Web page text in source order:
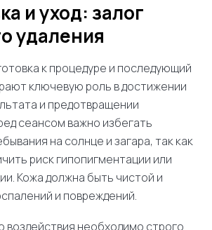
и уход: залог
удаления
к процедуре и последующий
ключевую роль в достижении
и предотвращении
сеансом важно избегать
на солнце и загара, так как
риск гипопигментации или
Кожа должна быть чистой и
и повреждений.
воздействия необходимо строго